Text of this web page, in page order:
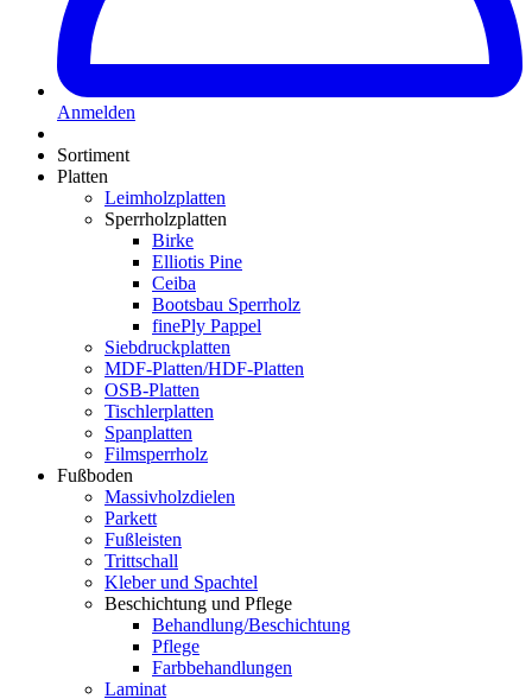
Anmelden
Sortiment
Platten
Leimholzplatten
Sperrholzplatten
Birke
Elliotis Pine
Ceiba
Bootsbau Sperrholz
finePly Pappel
Siebdruckplatten
MDF-Platten/HDF-Platten
OSB-Platten
Tischlerplatten
Spanplatten
Filmsperrholz
Fußboden
Massivholzdielen
Parkett
Fußleisten
Trittschall
Kleber und Spachtel
Beschichtung und Pflege
Behandlung/Beschichtung
Pflege
Farbbehandlungen
Laminat